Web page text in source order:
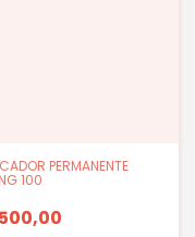
PERMANENTE
100